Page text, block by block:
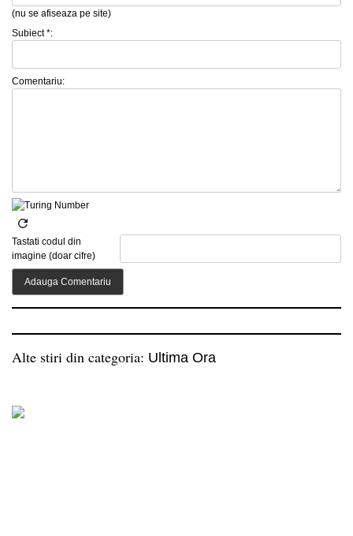
(nu se afiseaza pe site)
Subiect *:
Comentariu:
Tastati codul din
imagine (doar cifre)
Alte stiri din categoria: Ultima Ora